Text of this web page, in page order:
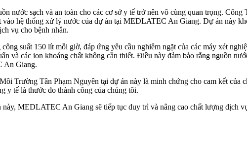
nước sạch và an toàn cho các cơ sở y tế trở nên vô cùng quan trọng.
hệ thống xử lý nước của dự án tại MEDLATEC An Giang. Dự án này
vụ cho bệnh nhân.
suất 150 lít mỗi giờ, đáp ứng yêu cầu nghiêm ngặt của các máy xét
và các ion khoáng chất không cần thiết. Điều này đảm bảo rằng nguồn
An Giang.
Trường Tân Phạm Nguyên tại dự án này là minh chứng cho cam kết của
y tế là thước đo thành công của chúng tôi.
MEDLATEC An Giang sẽ tiếp tục duy trì và nâng cao chất lượng dịch